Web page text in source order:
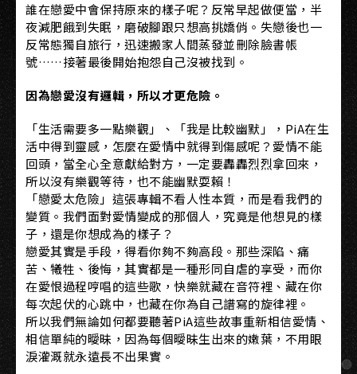
誰在戀愛中會保持原來的樣子呢？反常早起做便當，半
夜減肥餓到失眠，磨破腳跟只想高挑嬌俏。失戀後也一
反常態獨自旅行，迅速搬家人間蒸發並刪除臉書帳
號……接著最後開始抱怨自己沒被找到。
因為戀愛沒有邏輯，所以才更危險。
「生活需要多一點樂觀」、「我是比較幽默」，PiA在生
活中得到靈感，怎麼在愛情中就得到傷感呢？愛情不能
回頭，當全心全意獻給對方，一定要轟轟烈烈拿回來，
所以沒有樂觀等待，也不能幽默耍賴！
「戀愛太危險」這張專輯不看人性本質，而是看我們的
變質。我們面對愛情變成的那個人，究竟是他想見的樣
子，還是你想成為的樣子？
戀愛其實是手段，得看你夠不夠高段。那些深陷、痛
苦、犧牲、後悔，其實都是一種形同自虐的享受，而你
在愛恨過程哼唱的這些歌，快樂就藏在音符裡、藏在你
每次起伏的心跳中，也藏在你為自己譜寫的旋律裡。
所以我們無論如何都要聽著PiA這些故事重新相信愛情、
相信單純的曖昧，因為每個曖昧生出來的嫩葉，不用眼
淚灌溉就永遠長不出果實。